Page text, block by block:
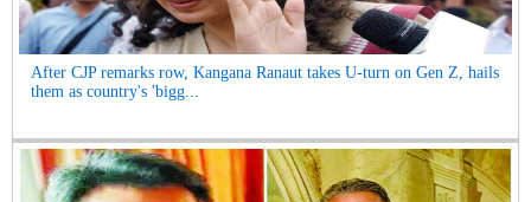
After CJP remarks row, Kangana Ranaut takes U-turn on Gen Z, hails
them as country's 'bigg...